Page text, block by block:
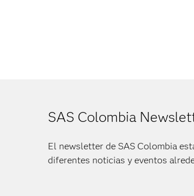
SAS Colombia
El newsletter de SAS Colombia
diferentes noticias y eventos